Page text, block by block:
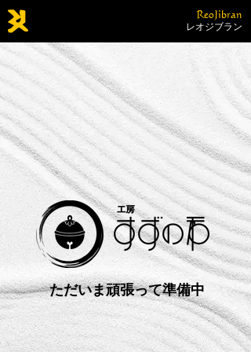
ReoJibran
レオジブラン
​ただいま頑張って準備中